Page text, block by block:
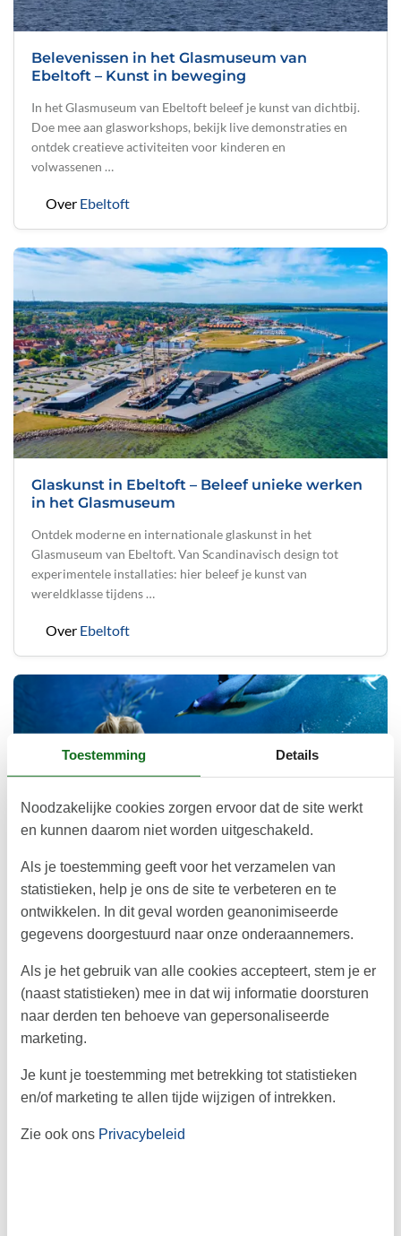
Belevenissen in het Glasmuseum van
Ebeltoft – Kunst in beweging
In het Glasmuseum van Ebeltoft beleef je kunst van dichtbij.
Doe mee aan glasworkshops, bekijk live demonstraties en
ontdek creatieve activiteiten voor kinderen en
volwassenen …
Over Ebeltoft
Glaskunst in Ebeltoft – Beleef unieke werken
in het Glasmuseum
Ontdek moderne en internationale glaskunst in het
Glasmuseum van Ebeltoft. Van Scandinavisch design tot
experimentele installaties: hier beleef je kunst van
wereldklasse tijdens …
Over Ebeltoft
© Kattegatcentret
Kattegatcentret – Belevingen in Grenaa en
de unieke kustnatuur van Djursland
mooiste bezienswaardigheden in Grenaa en Djursland. Van
kustnatuur en stranden tot gezinsvriendelijke attracties: hier
beleef …
Toestemming Details
Noodzakelijke cookies zorgen ervoor dat de site werkt
en kunnen daarom niet worden uitgeschakeld.
Als je toestemming geeft voor het verzamelen van
statistieken, help je ons de site te verbeteren en te
ontwikkelen. In dit geval worden geanonimiseerde
gegevens doorgestuurd naar onze onderaannemers.
Als je het gebruik van alle cookies accepteert, stem je er
(naast statistieken) mee in dat wij informatie doorsturen
naar derden ten behoeve van gepersonaliseerde
marketing.
Je kunt je toestemming met betrekking tot statistieken
en/of marketing te allen tijde wijzigen of intrekken.
Zie ook ons Privacybeleid